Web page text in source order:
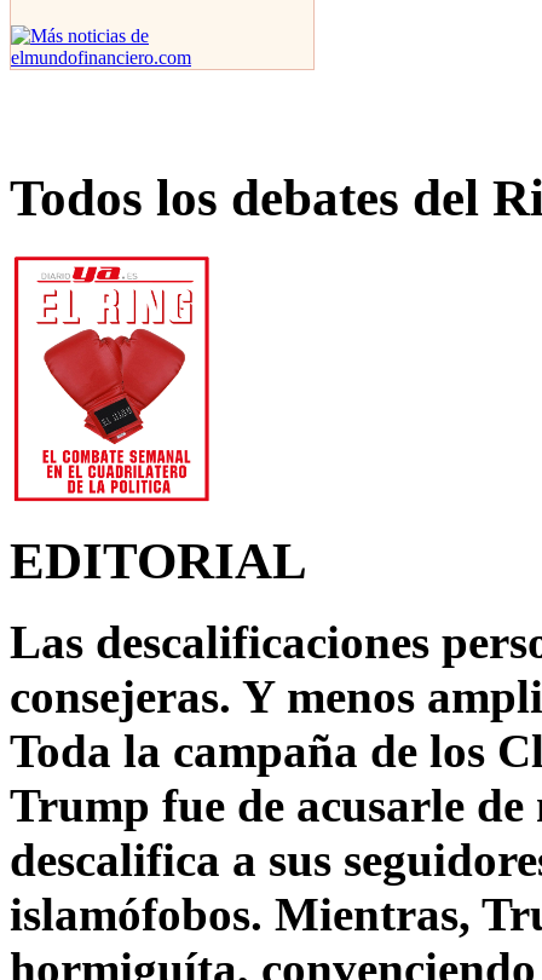
Todos los debates del
EDITORIAL
Las descalificaciones
consejeras. Y menos
Toda la campaña de los
Trump fue de acusarle
descalifica a sus
islamófobos. Mientras,
hormiguíta,